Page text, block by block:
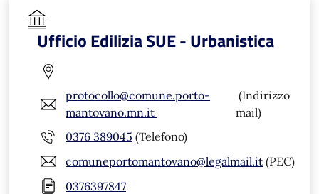
Ufficio Edilizia SUE - Urbanistica
protocollo@comune.porto-
mantovano.mn.it
(Indirizzo
mail)
0376 389045 (Telefono)
comuneportomantovano@legalmail.it (PEC)
0376397847